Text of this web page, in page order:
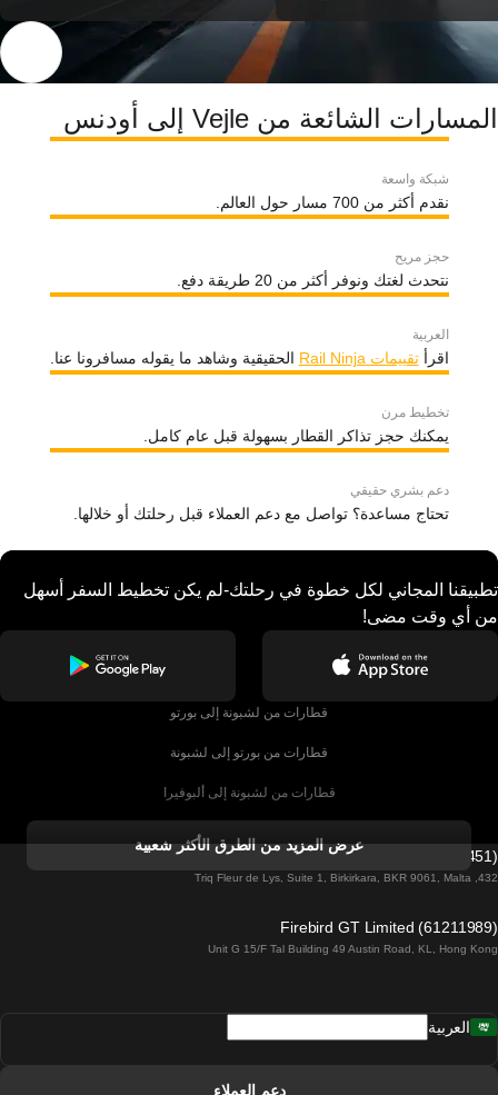
المسارات الشائعة من Vejle إلى أودنس
شبكة واسعة
نقدم أكثر من 700 مسار حول العالم.
حجز مريح
نتحدث لغتك ونوفر أكثر من 20 طريقة دفع.
العربية
اقرأتقييمات Rail Ninja الحقيقية وشاهد ما يقوله مسافرونا عنا.
تخطيط مرن
يمكنك حجز تذاكر القطار بسهولة قبل عام كامل.
دعم بشري حقيقي
تحتاج مساعدة؟ تواصل مع دعم العملاء قبل رحلتك أو خلالها.
تطبيقنا المجاني لكل خطوة في رحلتك-لم يكن تخطيط السفر أسهل
من أي وقت مضى!
قطارات من لشبونة إلى بورتو
قطارات من بورتو إلى لشبونة
قطارات من لشبونة إلى ألبوفيرا
قطارات من ألبوفيرا إلى لشبونة
قطارات من لشبونة إلى لاغوس
قطارات من لشبونة إلى مدريد
عرض المزيد من الطرق الأكثر شعبية
Firebird GT Limited (OC 1451)
432, Triq Fleur de Lys, Suite 1, Birkirkara, BKR 9061, Malta
Firebird GT Limited (61211989)
Unit G 15/F Tal Building 49 Austin Road, KL, Hong Kong
العربية
دعم العملاء